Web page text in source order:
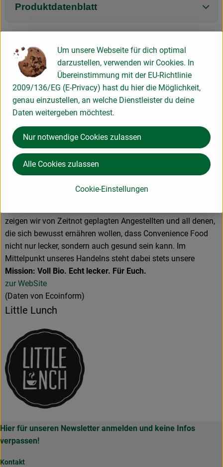
Produktdatenblatt
Herkunft
Hersteller: Little Lunch
Deutschland
Allos Hof-Manufaktur GmbH
D 28217 Bremen
Wir möchten, dass sich die allseits bekannte Frage “Was
esse ich heute Mittag?” in Suppe auflöst. Mit unseren
zeigen wir von Zeitnot geplagten Angestellten und all denen,
die sich bewusst ernähren wollen, dass Convenience Food
nicht nur lecker, sondern auch gesund sein kann. Im
Mittelpunkt unseres Handelns steht dabei stets unsere
Mission: Voll Bio. Echt lecker. Für Euch.
zur WebSite
(Daten von Ecoinform)
Little Lunch
Hier für unseren Newsletter anmelden und keine Infos
verpassen!
Kontakt
Um unsere Webseite für dich optimal
darzustellen, verwenden wir Cookies. In
Übereinstimmung mit der EU-Richtlinie
2009/136/EG (E-Privacy) hast du hier die Möglichkeit,
genau einzustellen, an welche Dienstleister du deine
Daten weitergeben möchtest.
Cookie-Einstellungen
Nur notwendige Cookies zulassen
Alle Cookies zulassen